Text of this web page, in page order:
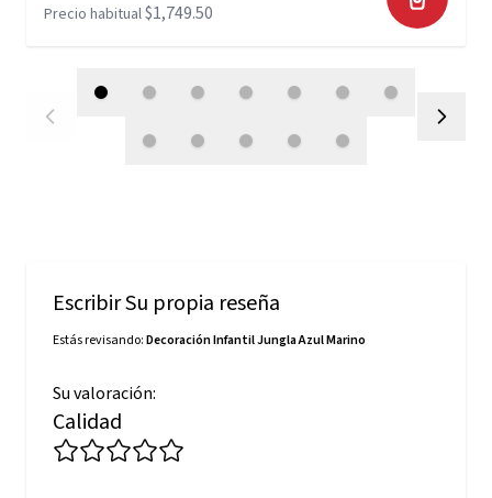
Precio habitual$1,749.50
Escribir Su propia reseña
Estás revisando:Decoración Infantil Jungla Azul Marino
Su valoración:
Calidad